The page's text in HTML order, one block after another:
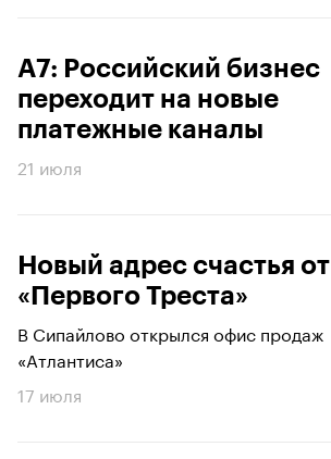
А7: Российский бизнес
переходит на новые
платежные каналы
21 июля
Новый адрес счастья от
«Первого Треста»
В Сипайлово открылся офис продаж
«Атлантиса»
17 июля